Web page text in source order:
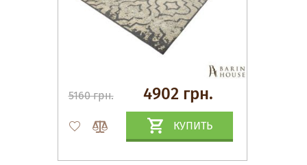
5160 грн. 4902 грн.
КУПИТЬ